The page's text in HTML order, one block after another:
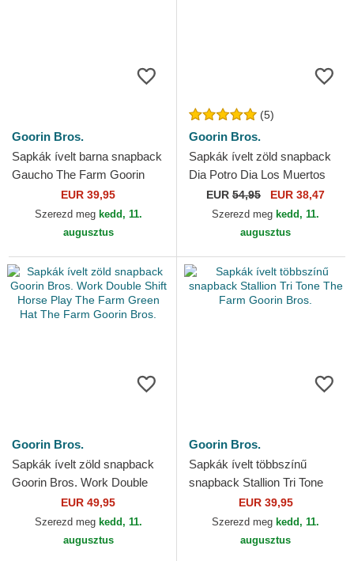
Goorin Bros.
Sapkák ívelt barna snapback
Gaucho The Farm Goorin
EUR 39,95
Szerezd meg kedd, 11.
augusztus
(5)
Goorin Bros.
Sapkák ívelt zöld snapback
Dia Potro Dia Los Muertos
The Farm Goorin Bros.
EUR 54,95 EUR 38,47
Szerezd meg kedd, 11.
augusztus
Goorin Bros.
Sapkák ívelt zöld snapback
Goorin Bros. Work Double
Shift Horse Play The Farm
Green Hat The Farm...
EUR 49,95
Szerezd meg kedd, 11.
augusztus
Goorin Bros.
Sapkák ívelt többszínű
snapback Stallion Tri Tone
The Farm Goorin Bros.
EUR 39,95
Szerezd meg kedd, 11.
augusztus